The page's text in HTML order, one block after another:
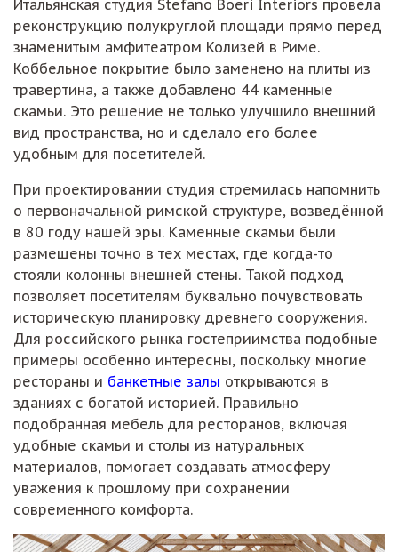
Итальянская студия Stefano Boeri Interiors провела
реконструкцию полукруглой площади прямо перед
знаменитым амфитеатром Колизей в Риме.
Коббельное покрытие было заменено на плиты из
травертина, а также добавлено 44 каменные
скамьи. Это решение не только улучшило внешний
вид пространства, но и сделало его более
удобным для посетителей.
При проектировании студия стремилась напомнить
о первоначальной римской структуре, возведённой
в 80 году нашей эры. Каменные скамьи были
размещены точно в тех местах, где когда-то
стояли колонны внешней стены. Такой подход
позволяет посетителям буквально почувствовать
историческую планировку древнего сооружения.
Для российского рынка гостеприимства подобные
примеры особенно интересны, поскольку многие
рестораны и банкетные залы открываются в
зданиях с богатой историей. Правильно
подобранная мебель для ресторанов, включая
удобные скамьи и столы из натуральных
материалов, помогает создавать атмосферу
уважения к прошлому при сохранении
современного комфорта.